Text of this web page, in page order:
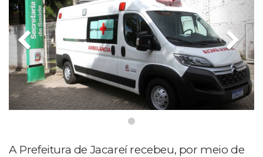
A Prefeitura de Jacareí recebeu, por meio de